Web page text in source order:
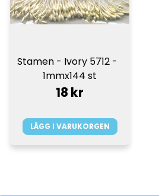
Stamen - Ivory 5712 -
1mmx144 st
18 kr
LÄGG I VARUKORGEN